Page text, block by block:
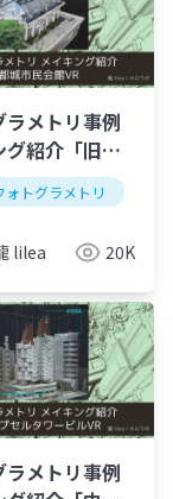
ォトグラメトリ
ラメトリ事例
グ紹介「旧都
VR」
ォトグラメトリ
lilea 20K
ラメトリ事例